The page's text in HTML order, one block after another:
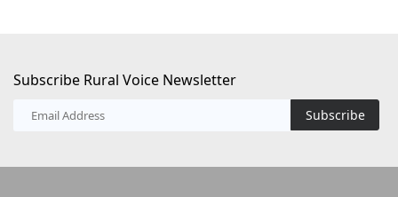
Subscribe Rural Voice Newsletter
Subscribe